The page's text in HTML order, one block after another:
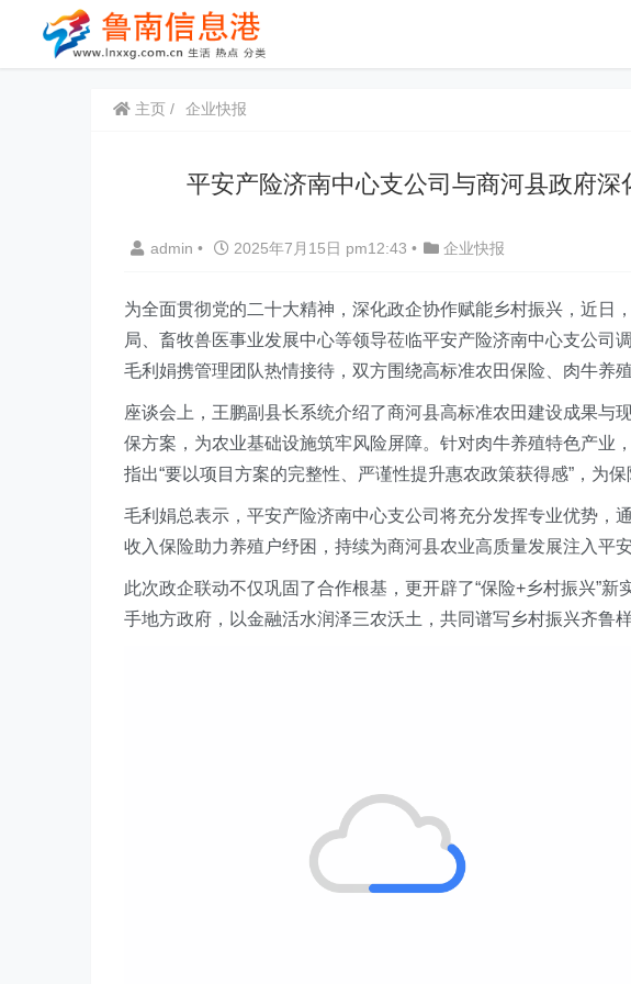
主页 企业快报
平安产险济南中心支公司与商河县政府
admin • 2025年7月15日 pm12:43 • 企业快报
为全面贯彻党的二十大精神，深化政企协作赋能乡村振兴， 近日
局、畜牧兽医事业发展中心等领导莅临平安产险济南中心支公司
毛利娟携管理团队热情接待，双方围绕高标准农田保险、肉牛养
座谈会上，王鹏副县长系统介绍了商河县高标准农田建设成果与
保方案，为农业基础设施筑牢风险屏障。针对肉牛养殖特色产业
指出“要以项目方案的完整性、严谨性提升惠农政策获得感”，为保
毛利娟总表示，平安产险济南中心支公司 将充分发挥专业优势，
收入保险助力养殖户纾困，持续为商河县农业高质量发展注入平安
此次政企联动不仅巩固了合作根基，更开辟了“保险+乡村振兴”新
手地方政府，以金融活水润泽三农沃土，共同谱写乡村振兴齐鲁